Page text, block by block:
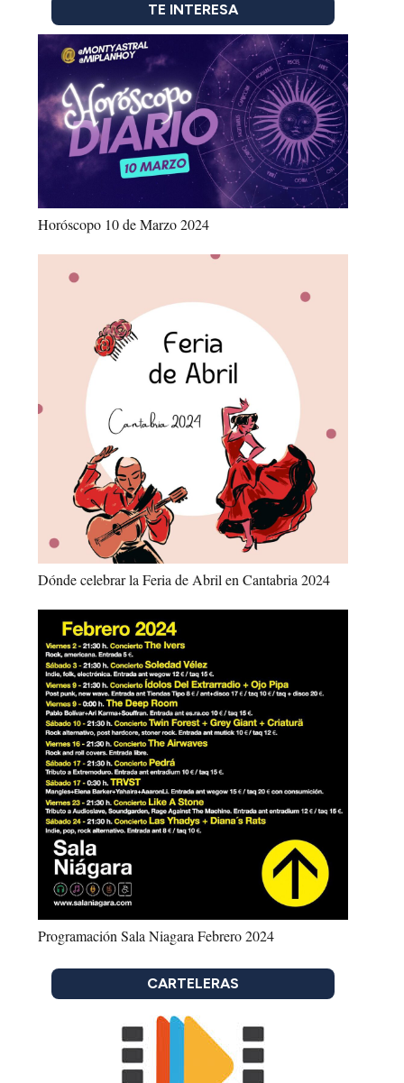
TE INTERESA
Horóscopo 10 de Marzo 2024
Dónde celebrar la Feria de Abril en Cantabria 2024
Programación Sala Niagara Febrero 2024
CARTELERAS